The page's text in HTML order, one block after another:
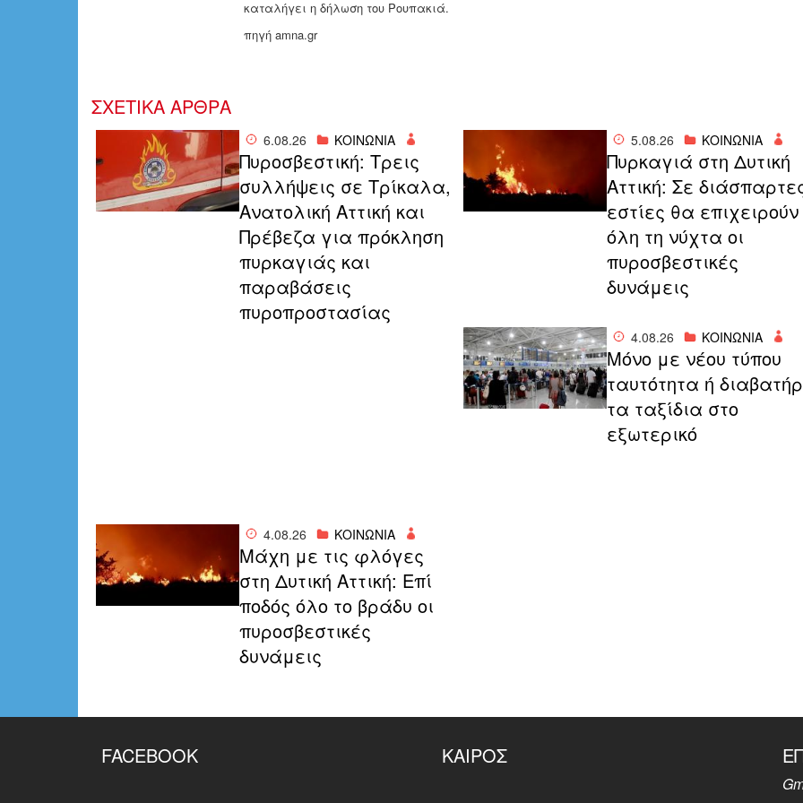
καταλήγει η δήλωση του Ρουπακιά.
πηγή amna.gr
ΣΧΕΤΙΚΑ ΑΡΘΡΑ
6.08.26 ΚΟΙΝΩΝΙΑ
Πυροσβεστική: Τρεις
συλλήψεις σε Τρίκαλα,
Ανατολική Αττική και
Πρέβεζα για πρόκληση
πυρκαγιάς και
παραβάσεις
πυροπροστασίας
5.08.26 ΚΟΙΝΩΝΙΑ
Πυρκαγιά στη Δυτική
Αττική: Σε
εστίες θα επιχειρούν
όλη τη νύχτα οι
πυροσβεστικές
δυνάμεις
4.08.26 ΚΟΙΝΩΝΙΑ
Μόνο με νέου τύπου
ταυτότητα ή
τα ταξίδια στο
εξωτερικό
4.08.26 ΚΟΙΝΩΝΙΑ
Μάχη με τις φλόγες
στη Δυτική Αττική: Επί
ποδός όλο το βράδυ οι
πυροσβεστικές
δυνάμεις
FACEBOOK ΚΑΙΡΌΣ